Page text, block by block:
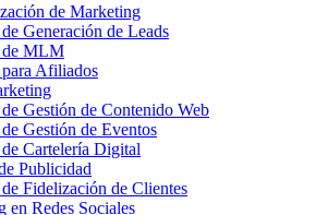
de Marketing
Generación de Leads
de MLM
Afiliados
Gestión de Contenido Web
Gestión de Eventos
Cartelería Digital
Publicidad
Fidelización de Clientes
en Redes Sociales